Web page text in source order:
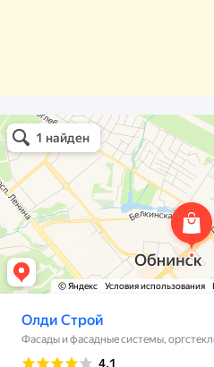
Олди Строй
Фасады и фасадные системы в Обнинске
Оргстекло, поликарбонат в Обнинске